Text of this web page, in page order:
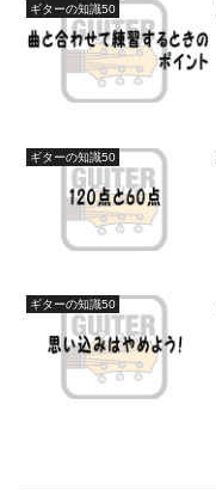
ギターの知識50
ギターの知識50
ギターの知識50